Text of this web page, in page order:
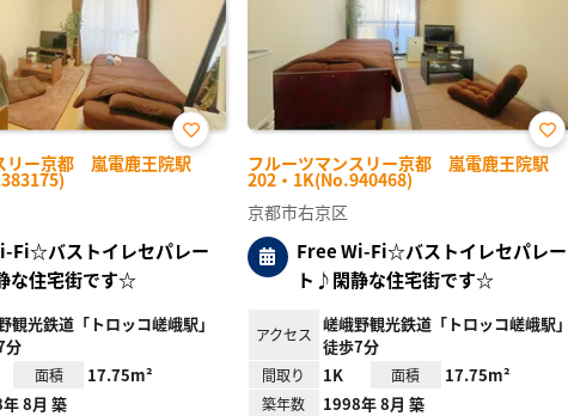
リー京都 嵐電鹿王院駅
お気
に入
Fi☆バストイレセパレー
な住宅街です☆
観光鉄道「トロッコ嵯峨駅」
分
面積 17.75m²
8月 築
フルーツマンスリー京都 嵐電鹿王院駅
202・1K(No.940468)
お気
に入
京都市右京区
Free Wi-Fi☆バストイレセパレー
ト♪閑静な住宅街です☆
アクセス
嵯峨野観光鉄道「トロッコ嵯峨駅」
徒歩7分
間取り 1K 面積 17.75m²
築年数 1998年 8月 築